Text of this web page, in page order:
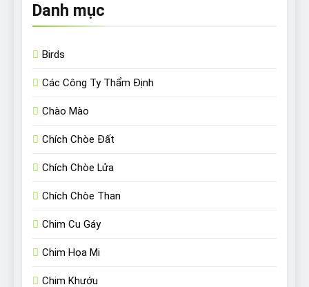
Danh mục
Birds
Các Công Ty Thẩm Định
Chào Mào
Chích Chòe Đất
Chích Chòe Lửa
Chích Chòe Than
Chim Cu Gáy
Chim Họa Mi
Chim Khướu